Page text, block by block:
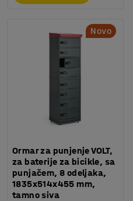
Novo
Ormar za punjenje VOLT,
za baterije za bicikle, sa
punjačem, 8 odeljaka,
1835x514x455 mm,
tamno siva